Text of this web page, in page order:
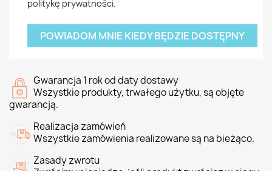
politykę prywatności.
POWIADOM MNIE KIEDY BĘDZIE DOSTĘPNY
Gwarancja 1 rok od daty dostawy
Wszystkie produkty, trwałego użytku, są objęte
gwarancją.
Realizacja zamówień
Wszystkie zamówienia realizowane są na bieżąco.
Zasady zwrotu